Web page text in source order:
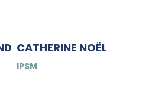
CATHERINE NOËL
IPSM